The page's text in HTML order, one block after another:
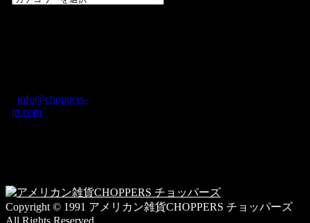
テ
ゴ
info@choppers-
jp.com
Copyright © 1991 アメリカン雑貨CHOPPERS チョッパーズ